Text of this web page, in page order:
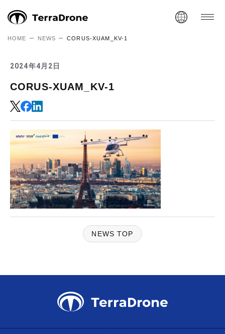
HOME NEWS CORUS-XUAM_KV-1
2024年4月2日
CORUS-XUAM_KV-1
NEWS TOP